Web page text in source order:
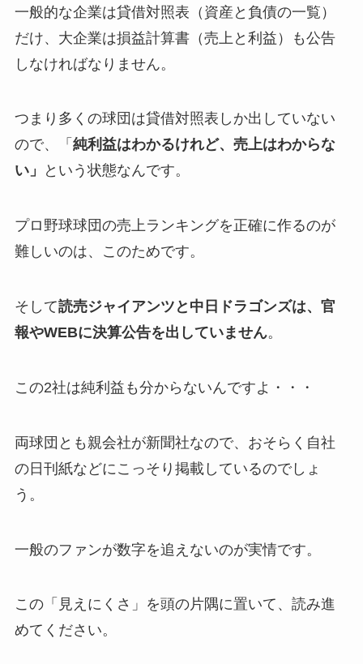
一般的な企業は貸借対照表（資産と負債の一覧）
だけ、大企業は損益計算書（売上と利益）も公告
しなければなりません。
つまり多くの球団は貸借対照表しか出していない
ので、「 純利益はわかるけれど、売上はわからな
い」
という状態なんです。
プロ野球球団の売上ランキングを正確に作るのが
難しいのは、このためです。
そして読売ジャイアンツと中日ドラゴンズは、官
報やWEBに決算公告を出していません。
この2社は純利益も分からないんですよ・・・
両球団とも親会社が新聞社なので、おそらく自社
の日刊紙などにこっそり掲載しているのでしょ
う。
一般のファンが数字を追えないのが実情です。
この「見えにくさ」を頭の片隅に置いて、読み進
めてください。